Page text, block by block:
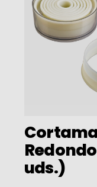
uds.)